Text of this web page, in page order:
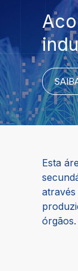
Esta
órgãos.